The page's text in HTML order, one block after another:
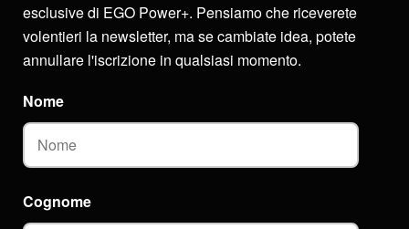
esclusive di EGO Power+. Pensiamo che riceverete
volentieri la newsletter, ma se cambiate idea, potete
annullare l'iscrizione in qualsiasi momento.
Nome
Cognome